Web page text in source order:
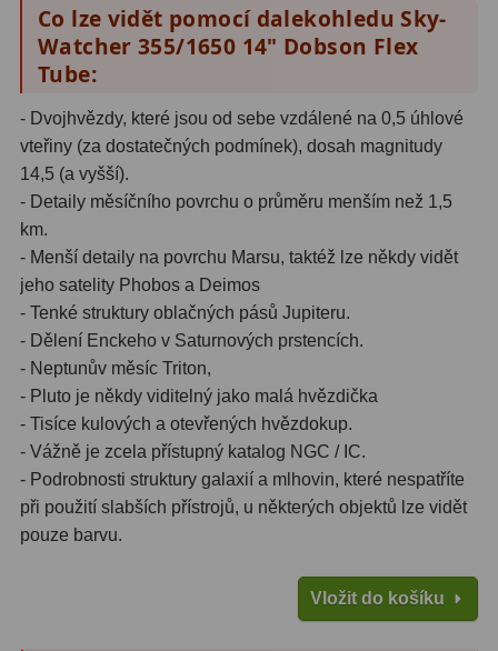
Myslivecké2
Pro pozorování přírody a
ornitologie
Dárkové
Binokulární dalekohledy
Astronomické
Lovecké a turistické 113
Sportovní 54
Kapesní14
Divadelní
Univerzální41
Co lze vidět pomocí dalekohledu Sky-
Watcher 355/1650 14" Dobson Flex
Tube:
- Dvojhvězdy, které jsou od sebe vzdálené na 0,5 úhlové
vteřiny (za dostatečných podmínek), dosah magnitudy
14,5 (a vyšší).
- Detaily měsíčního povrchu o průměru menším než 1,5
km.
- Menší detaily na povrchu Marsu, taktéž lze někdy vidět
jeho satelity Phobos a Deimos
- Tenké struktury oblačných pásů Jupiteru.
- Dělení Enckeho v Saturnových prstencích.
- Neptunův měsíc Triton,
- Pluto je někdy viditelný jako malá hvězdička
- Tisíce kulových a otevřených hvězdokup.
- Vážně je zcela přístupný katalog NGC / IC.
- Podrobnosti struktury galaxií a mlhovin, které nespatříte
při použití slabších přístrojů, u některých objektů lze vidět
pouze barvu.
Vložit do košíku